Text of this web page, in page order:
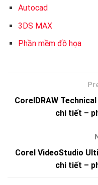
Autocad
3DS MAX
Phần mềm đồ họa
CorelDRAW
chi tiết –
Corel VideoStudio
chi tiết –